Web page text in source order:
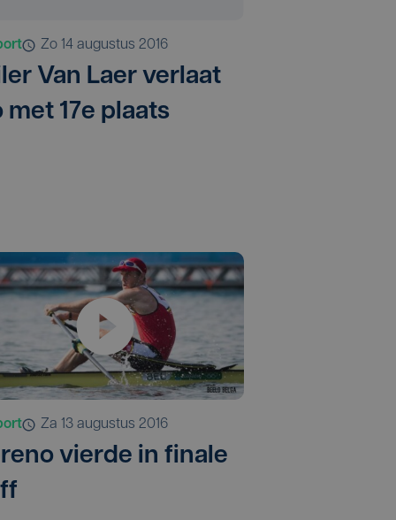
zo 14 augustus 2016
Van Laer verlaat
met 17e plaats
za 13 augustus 2016
vierde in finale